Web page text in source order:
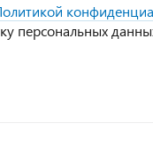
персональных